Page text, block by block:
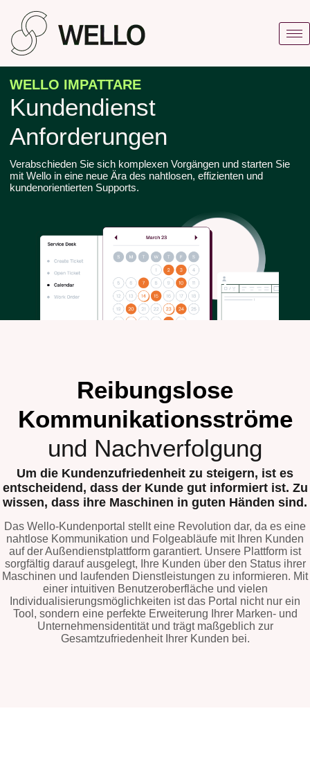
WELLO IMPATTARE
Kundendienst
Anforderungen
Verabschieden Sie sich komplexen Vorgängen und starten Sie
mit Wello in eine neue Ära des nahtlosen, effizienten und
kundenorientierten Supports.
Reibungslose
Kommunikationsströme
und Nachverfolgung
Um die Kundenzufriedenheit zu steigern, ist es
entscheidend, dass der Kunde gut informiert ist. Zu
wissen, dass ihre Maschinen in guten Händen sind.
Das Wello-Kundenportal stellt eine Revolution dar, da es eine
nahtlose Kommunikation und Folgeabläufe mit Ihren Kunden
auf der Außendienstplattform garantiert. Unsere Plattform ist
sorgfältig darauf ausgelegt, Ihre Kunden über den Status ihrer
Maschinen und laufenden Dienstleistungen zu informieren. Mit
einer intuitiven Benutzeroberfläche und vielen
Individualisierungsmöglichkeiten ist das Portal nicht nur ein
Tool, sondern eine perfekte Erweiterung Ihrer Marken- und
Unternehmensidentität und trägt maßgeblich zur
Gesamtzufriedenheit Ihrer Kunden bei.